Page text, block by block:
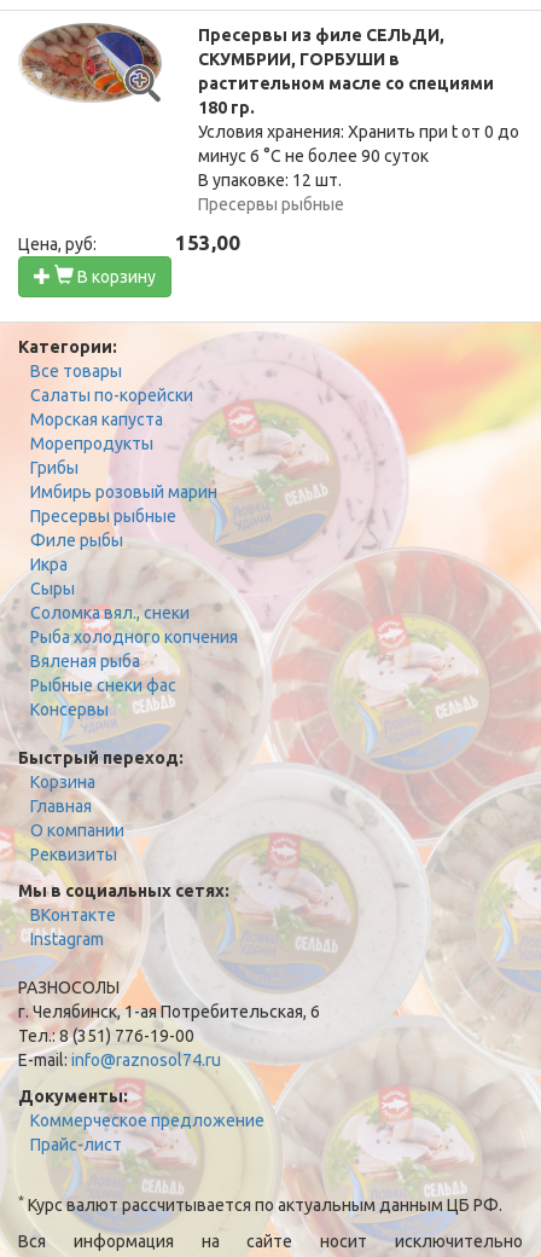
Пресервы из филе СЕЛЬДИ,
СКУМБРИИ, ГОРБУШИ в
растительном масле со специями
180 гр.
Условия хранения: Хранить при t от 0 до
минус 6 °C не более 90 суток
В упаковке: 12 шт.
Пресервы рыбные
Цена, руб: 153,00
В корзину
Категории:
Все товары
Салаты по-корейски
Морская капуста
Морепродукты
Грибы
Имбирь розовый марин
Пресервы рыбные
Филе рыбы
Икра
Сыры
Соломка вял., снеки
Рыба холодного копчения
Вяленая рыба
Рыбные снеки фас
Консервы
Быстрый переход:
Корзина
Главная
О компании
Реквизиты
Мы в социальных сетях:
ВКонтакте
Instagram
РАЗНОСОЛЫ
г. Челябинск, 1-ая Потребительская, 6
Тел.: 8 (351) 776-19-00
E-mail: info@raznosol74.ru
Документы:
Коммерческое предложение
Прайс-лист
* Курс валют рассчитывается по актуальным данным ЦБ РФ.
Вся информация на сайте носит исключительно